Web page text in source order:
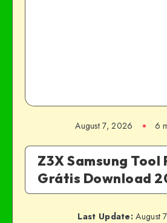
August 7, 2026 6
Z3X Samsung Tool
Grátis Download
Last Update: August